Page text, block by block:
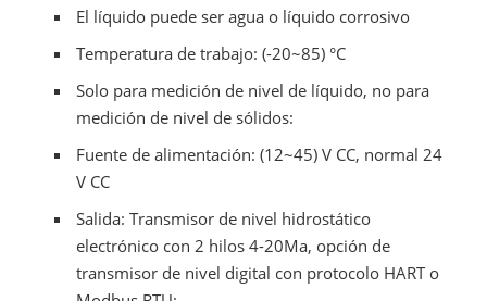
El líquido puede ser agua o líquido corrosivo
Temperatura de trabajo: (-20~85) °C
Solo para medición de nivel de líquido, no para
medición de nivel de sólidos:
Fuente de alimentación: (12~45) V CC, normal 24
V CC
Salida: Transmisor de nivel hidrostático
electrónico con 2 hilos 4-20Ma, opción de
transmisor de nivel digital con protocolo HART o